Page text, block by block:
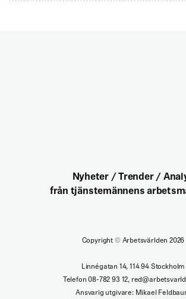
Nyheter / Trender /
från tjänstemännens
Copyright ©Arbetsvärlden 2026
Linnégatan 14, 114 94 Stockholm
Telefon 08-782 93 12,
Ansvarig utgivare: Mikael